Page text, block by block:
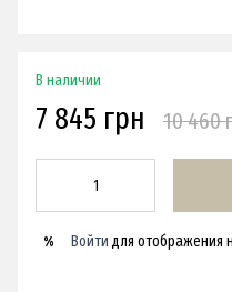
В наличии
7 845 грн 10 460
% Войти для отображения